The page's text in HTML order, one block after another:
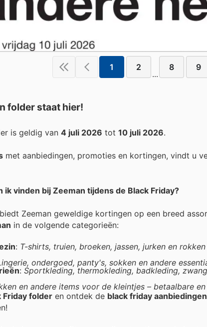
1 2
...
8 9
folder staat hier!
is geldig van 4 juli 2026 tot 10 juli 2026.
met aanbiedingen, promoties en kortingen, vindt u
vinden bij Zeeman tijdens de Black Friday?
biedt Zeeman geweldige kortingen op een breed
in de volgende categorieën:
: T-shirts, truien, broeken, jassen, jurken en
ondergoed, panty's, sokken en andere
: Sportkleding, thermokleding, badkleding,
en andere items voor de kleintjes – betaalbare
Friday folder en ontdek de black friday